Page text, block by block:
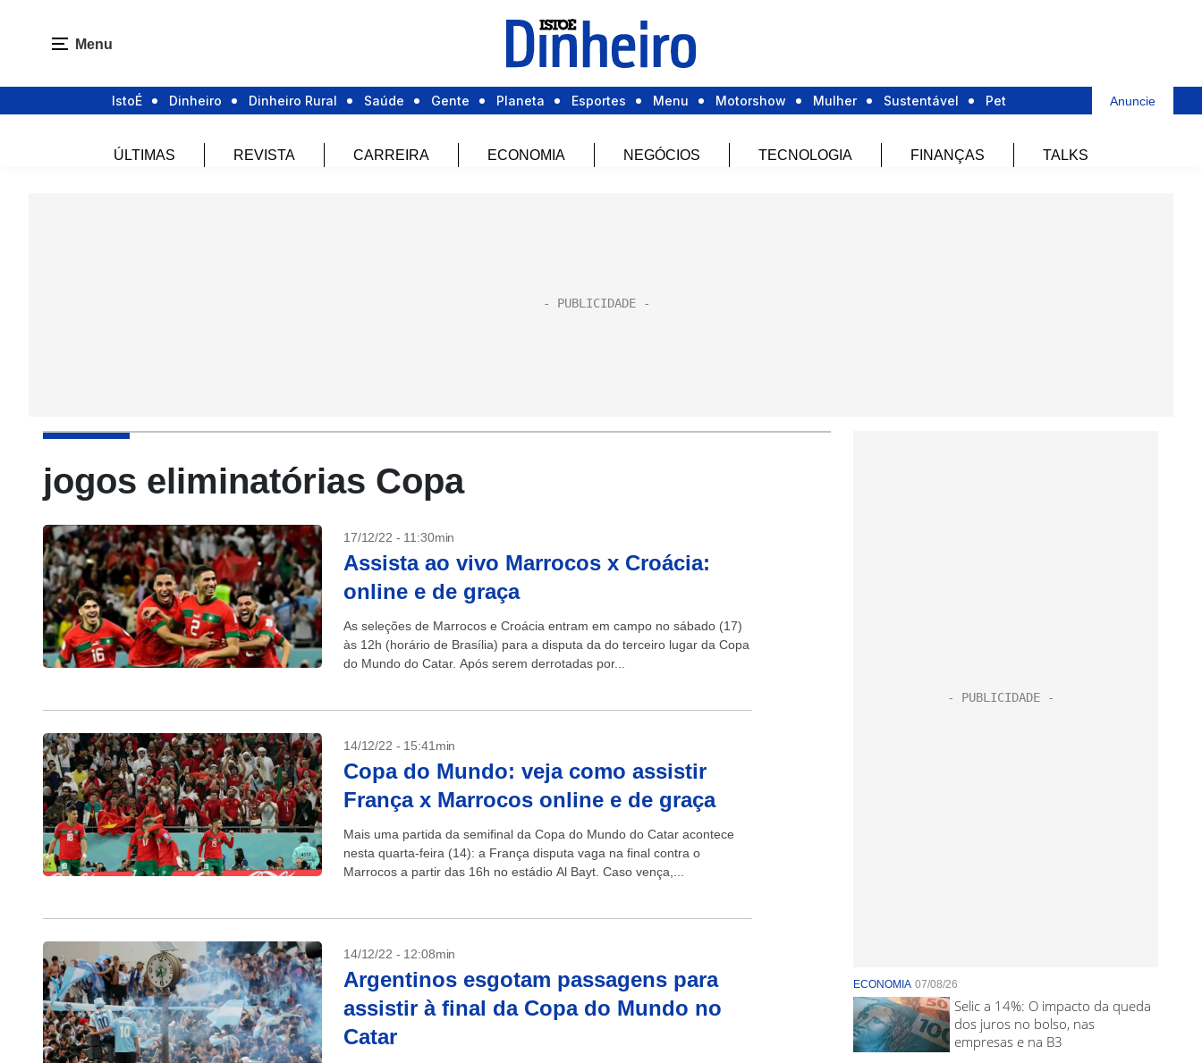
Menu
IstoÉ Dinheiro Dinheiro Rural Saúde Gente Planeta Esportes Menu Motorshow Mulher Sustentável Pet Anuncie
ÚLTIMAS REVISTA CARREIRA ECONOMIA NEGÓCIOS TECNOLOGIA FINANÇAS TALKS
jogos eliminatórias Copa
17/12/22 - 11:30min
Assista ao vivo Marrocos x Croácia:
online e de graça
As seleções de Marrocos e Croácia entram em campo no sábado (17)
às 12h (horário de Brasília) para a disputa da do terceiro lugar da Copa
do Mundo do Catar. Após serem derrotadas por...
14/12/22 - 15:41min
Copa do Mundo: veja como assistir
França x Marrocos online e de graça
Mais uma partida da semifinal da Copa do Mundo do Catar acontece
nesta quarta-feira (14): a França disputa vaga na final contra o
Marrocos a partir das 16h no estádio Al Bayt. Caso vença,...
14/12/22 - 12:08min
Argentinos esgotam passagens para
assistir à final da Copa do Mundo no
Catar
ECONOMIA 07/08/26
Selic a 14%: O impacto da queda
dos juros no bolso, nas
empresas e na B3